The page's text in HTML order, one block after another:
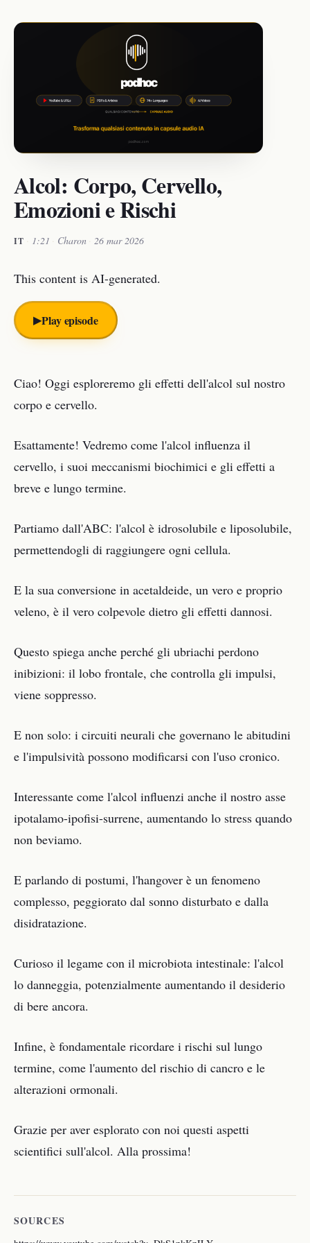
Alcol: Corpo, Cervello,
Emozioni e Rischi
IT · 1:21 · Charon · 26 mar 2026
This content is AI-generated.
▶︎Play episode
Ciao! Oggi esploreremo gli effetti dell'alcol sul nostro
corpo e cervello.
Esattamente! Vedremo come l'alcol influenza il
cervello, i suoi meccanismi biochimici e gli effetti a
breve e lungo termine.
Partiamo dall'ABC: l'alcol è idrosolubile e liposolubile,
permettendogli di raggiungere ogni cellula.
E la sua conversione in acetaldeide, un vero e proprio
veleno, è il vero colpevole dietro gli effetti dannosi.
Questo spiega anche perché gli ubriachi perdono
inibizioni: il lobo frontale, che controlla gli impulsi,
viene soppresso.
E non solo: i circuiti neurali che governano le abitudini
e l'impulsività possono modificarsi con l'uso cronico.
Interessante come l'alcol influenzi anche il nostro asse
ipotalamo-ipofisi-surrene, aumentando lo stress quando
non beviamo.
E parlando di postumi, l'hangover è un fenomeno
complesso, peggiorato dal sonno disturbato e dalla
disidratazione.
Curioso il legame con il microbiota intestinale: l'alcol
lo danneggia, potenzialmente aumentando il desiderio
di bere ancora.
Infine, è fondamentale ricordare i rischi sul lungo
termine, come l'aumento del rischio di cancro e le
alterazioni ormonali.
Grazie per aver esplorato con noi questi aspetti
scientifici sull'alcol. Alla prossima!
SOURCES